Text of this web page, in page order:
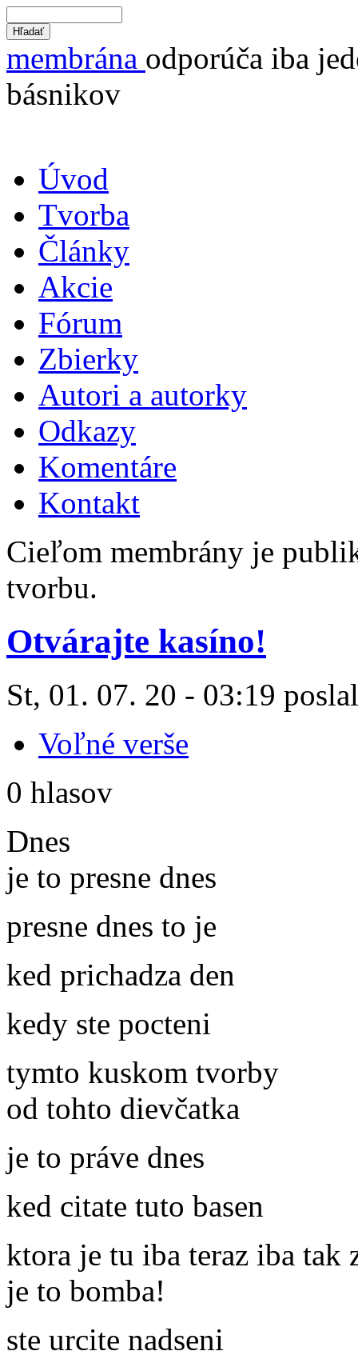
membrána odporúča iba
básnikov
Úvod
Tvorba
Články
Akcie
Fórum
Zbierky
Autori a autorky
Odkazy
Komentáre
Kontakt
Cieľom membrány je
tvorbu.
Otvárajte kasíno!
St, 01. 07. 20 - 03:19
Voľné verše
0 hlasov
Dnes
je to presne dnes
presne dnes to je
ked prichadza den
kedy ste pocteni
tymto kuskom tvorby
od tohto dievčatka
je to práve dnes
ked citate tuto basen
ktora je tu iba teraz iba tak
je to bomba!
ste urcite nadseni